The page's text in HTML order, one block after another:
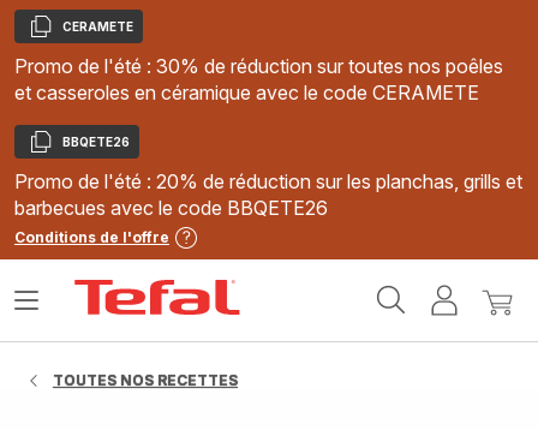
Copier
CERAMETE
Promo de l'été : 30% de réduction sur toutes nos poêles
et casseroles en céramique avec le code CERAMETE
Copier
BBQETE26
Promo de l'été : 20% de réduction sur les planchas, grills et
barbecues avec le code BBQETE26
Conditions de l'offre
MonMon
Ouvrir
TOUTES NOS RECETTES